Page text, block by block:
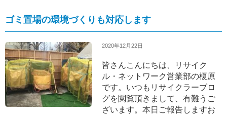
ゴミ置場の環境づくりも対応します
2020年12月22日
皆さんこんにちは、リサイク
ル・ネットワーク営業部の榎原
です。いつもリサイクラーブロ
グを閲覧頂きまして、有難うご
ざいます。本日ご報告しますお